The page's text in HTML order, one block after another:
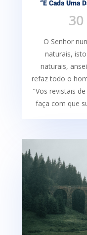
“E Cada Uma
O Senhor
naturais,
naturais,
refaz todo o
"Vos revistais
faça com que